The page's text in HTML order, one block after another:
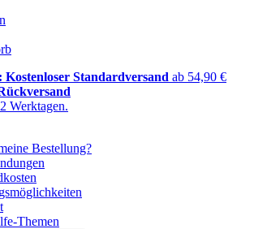
Kostenloser Standardversand ab 54,90 €
Werktagen.
Bestellung?
Themen